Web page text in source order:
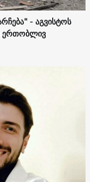
- აგვისტოს
ერთობლივ